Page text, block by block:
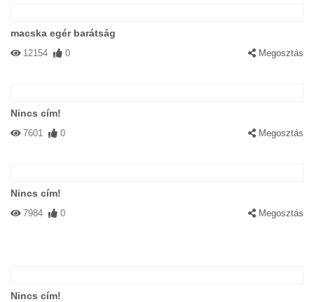
macska egér barátság
12154 0 Megosztás
Nincs cím!
7601 0 Megosztás
Nincs cím!
7984 0 Megosztás
Nincs cím!